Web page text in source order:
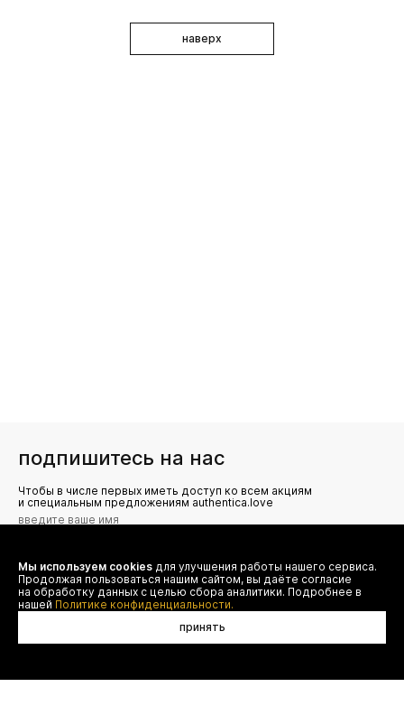
наверх
подпишитесь на нас
Чтобы в числе первых иметь доступ ко всем акциям
и специальным предложениям authentica.love
Я даю согласие на сбор, обработку и хранение моих
персональных данных (имя, email, телефон) для получения
рекламных и информационных рассылок от ООО 'БТ
Юнайтед', а также ознакомлен(а) с
Политикой конфиденциальности
Мы используем cookies для улучшения работы нашего сервиса.
Продолжая пользоваться нашим сайтом, вы даёте согласие
на обработку данных с целью сбора аналитики. Подробнее в
нашей Политике конфиденциальности.
принять